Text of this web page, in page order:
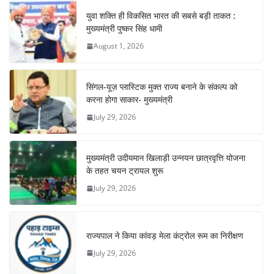
युवा शक्ति ही विकसित भारत की सबसे बड़ी ताकत :
मुख्यमंत्री पुष्कर सिंह धामी
August 1, 2026
सिंगल-यूज़ प्लास्टिक मुक्त राज्य बनाने के संकल्प को
करना होगा साकार- मुख्यमंत्री
July 29, 2026
मुख्यमंत्री उदीयमान खिलाड़ी उन्नयन छात्रवृत्ति योजना
के तहत चयन ट्रायल शुरू
July 29, 2026
राज्यपाल ने किया कांवड़ मेला कंट्रोल रूम का निरीक्षण
July 29, 2026